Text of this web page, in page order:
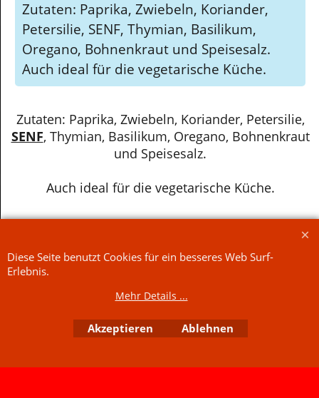
Zutaten: Paprika, Zwiebeln, Koriander,
Petersilie, SENF, Thymian, Basilikum,
Oregano, Bohnenkraut und Speisesalz.
Auch ideal für die vegetarische Küche.
Zutaten: Paprika, Zwiebeln, Koriander, Petersilie,
, Thymian, Basilikum, Oregano, Bohnenkraut
ShopFactory Shop
Diese Seite benutzt Cookies für ein besseres Web Surf-
Erlebnis.
Mehr Details ...
Akzeptieren Ablehnen